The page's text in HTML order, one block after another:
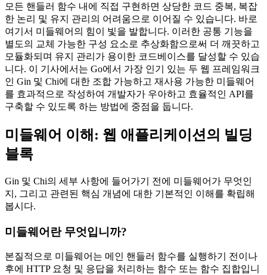
모든 핸들러 함수 내에 직접 구현하면 상당한 코드 중복, 복잡
한 논리 및 유지 관리의 어려움으로 이어질 수 있습니다. 바로
여기서 미들웨어의 힘이 빛을 발합니다. 이러한 공통 기능을
별도의 교체 가능한 구성 요소로 추상화함으로써 더 깨끗하고
모듈화되며 유지 관리가 용이한 코드베이스를 달성할 수 있습
니다. 이 기사에서는 Go에서 가장 인기 있는 두 웹 프레임워크
인 Gin 및 Chi에 대한 조합 가능하고 재사용 가능한 미들웨어
를 효과적으로 작성하여 개발자가 우아하고 효율적인 API를
구축할 수 있도록 하는 방법에 중점을 둡니다.
미들웨어 이해: 웹 애플리케이션의 빌딩
블록
Gin 및 Chi의 세부 사항에 들어가기 전에 미들웨어가 무엇인
지, 그리고 관련된 핵심 개념에 대한 기본적인 이해를 확립해
봅시다.
미들웨어란 무엇입니까?
본질적으로 미들웨어는 메인 핸들러 함수를 실행하기 전이나
후에 HTTP 요청 및 응답을 처리하는 함수 또는 함수 집합입니